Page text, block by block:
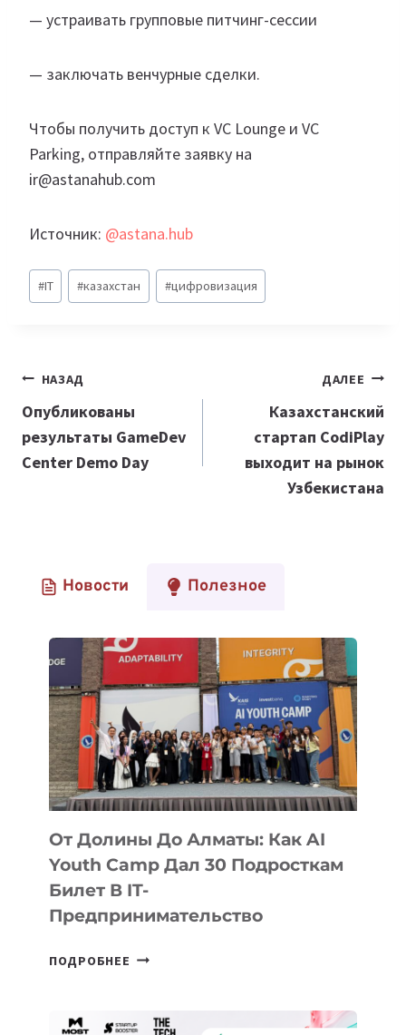
— устраивать групповые питчинг-сессии
— заключать венчурные сделки.
Чтобы получить доступ к VC Lounge и VC
Parking, отправляйте заявку на
ir@astanahub.com
Источник: @astana.hub
Метки
записи:
#IT #казахстан #цифровизация
Навигация
по
записям
НАЗАД
Опубликованы
результаты GameDev
Center Demo Day
ДАЛЕЕ
Казахстанский
стартап CodiPlay
выходит на рынок
Узбекистана
Новости Полезное
От Долины До Алматы: Как AI
Youth Camp Дал 30 Подросткам
Билет В IT-
Предпринимательство
ПОДРОБНЕЕ ОТ
АЛМАТЫ: